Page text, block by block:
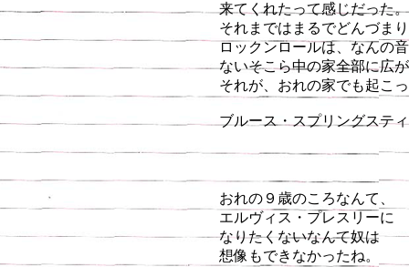
来てくれたって感じだった。
それまではまるでどんづま
ロックンロールは、なんの
ないそこら中の家全部に広
それが、おれの家でも起こ
ブルース・スプリングステ
おれの９歳のころなんて、
エルヴィス・プレスリーに
なりたくないなんて奴は
想像もできなかったね。